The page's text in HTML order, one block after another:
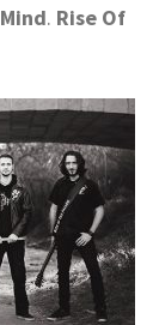
. Rise Of